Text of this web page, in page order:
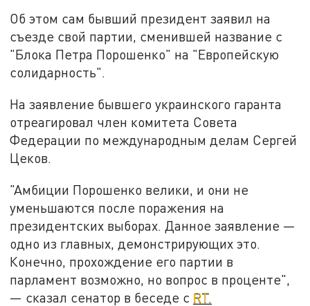
Об этом сам бывший президент заявил на
съезде свой партии, сменившей название с
"Блока Петра Порошенко" на "Европейскую
солидарность".
На заявление бывшего украинского гаранта
отреагировал член комитета Совета
Федерации по международным делам Сергей
Цеков.
"Амбиции Порошенко велики, и они не
уменьшаются после поражения на
президентских выборах. Данное заявление —
одно из главных, демонстрирующих это.
Конечно, прохождение его партии в
парламент возможно, но вопрос в проценте",
— сказал сенатор в беседе с RT.